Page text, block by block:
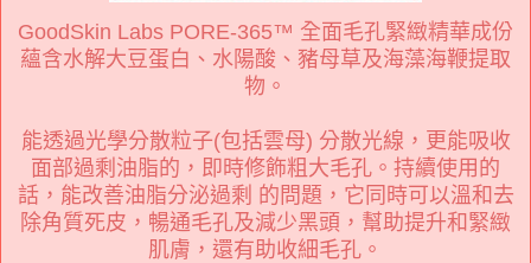
GoodSkin Labs PORE-365™ 全面毛孔緊緻精華成份
蘊含水解大豆蛋白、水陽酸、豬母草及海藻海鞭提取
物。
能透過光學分散粒子(包括雲母) 分散光線，更能吸收
面部過剩油脂的，即時修飾粗大毛孔。持續使用的
話，能改善油脂分泌過剩 的問題，它同時可以溫和去
除角質死皮，暢通毛孔及減少黑頭，幫助提升和緊緻
肌膚，還有助收細毛孔。